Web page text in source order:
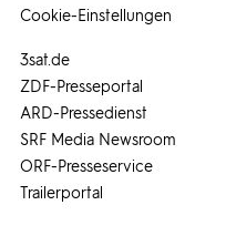
3sat.de
ZDF-Presseportal
ARD-Pressedienst
SRF Media Newsroom
ORF-Presseservice
Trailerportal
Cookie-Einstellungen